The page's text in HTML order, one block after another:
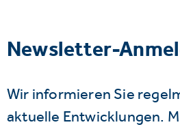
Newsletter-
Wir informieren Sie
aktuelle Entwicklungen.